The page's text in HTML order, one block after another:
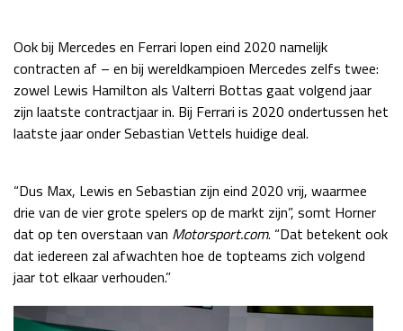
Kwalificatie
za 22:00 - 23:00
Race
zo 21:00 - 23:00
Kwalificatie
za 05:00 - 06:00
Race
zo 05:00 - 07:00
GP QATAR 2026 27 - 29 nov
GP ABU DHABI 2026 04 - 06 dec
Kwalificatie
za 15:00 - 16:00
Race
zo 14:00 - 16:00
Ook bij Mercedes en Ferrari lopen eind 2020 namelijk
contracten af – en bij wereldkampioen Mercedes zelfs twee:
zowel Lewis Hamilton als Valterri Bottas gaat volgend jaar
zijn laatste contractjaar in. Bij Ferrari is 2020 ondertussen het
laatste jaar onder Sebastian Vettels huidige deal.
“Dus Max, Lewis en Sebastian zijn eind 2020 vrij, waarmee
drie van de vier grote spelers op de markt zijn”, somt Horner
dat op ten overstaan van Motorsport.com. “Dat betekent ook
dat iedereen zal afwachten hoe de topteams zich volgend
jaar tot elkaar verhouden.”